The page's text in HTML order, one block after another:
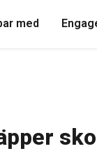
med